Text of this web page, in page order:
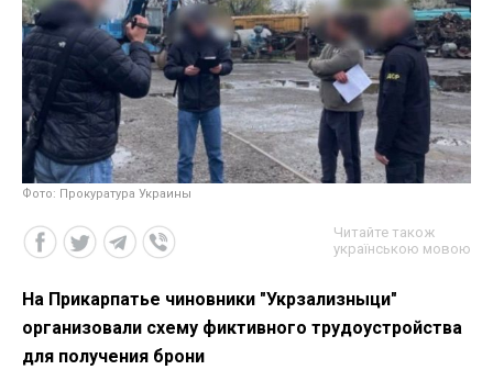
Фото: Прокуратура Украины
Читайте також
українською мовою
На Прикарпатье чиновники "Укрзализныци"
организовали схему фиктивного трудоустройства
для получения брони